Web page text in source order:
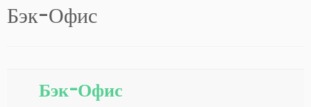
Бэк-Офис
Бэк-Офис